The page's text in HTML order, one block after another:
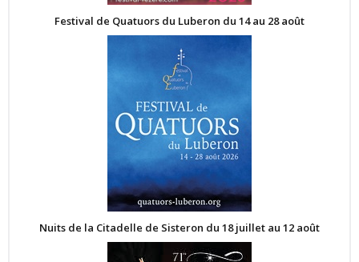
Festival de Quatuors du Luberon du 14 au 28 août
Nuits de la Citadelle de Sisteron du 18 juillet au 12 août